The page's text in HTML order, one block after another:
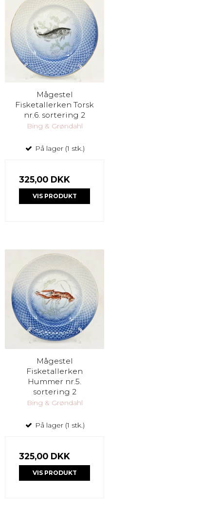
Mågestel
Fisketallerken Torsk
nr.6. sortering 2
Bing & Grøndahl
På lager (1 stk.)
325,00 DKK
VIS PRODUKT
Mågestel
Fisketallerken
Hummer nr.5.
sortering 2
Bing & Grøndahl
På lager (1 stk.)
325,00 DKK
VIS PRODUKT